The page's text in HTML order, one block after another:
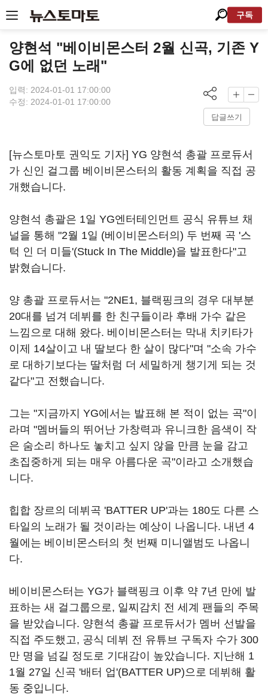
구독
양현석 "베이비몬스터 2월 신곡, 기존 Y
G에 없던 노래"
입력: 2024-01-01 17:00:00
수정: 2024-01-01 17:00:00
답글쓰기
[뉴스토마토 권익도 기자] YG 양현석 총괄 프로듀서
가 신인 걸그룹 베이비몬스터의 활동 계획을 직접 공
개했습니다.
양현석 총괄은 1일 YG엔터테인먼트 공식 유튜브 채
널을 통해 "2월 1일 (베이비몬스터의) 두 번째 곡 '스
턱 인 더 미들'(Stuck In The Middle)을 발표한다"고
밝혔습니다.
양 총괄 프로듀서는 "2NE1, 블랙핑크의 경우 대부분
20대를 넘겨 데뷔를 한 친구들이라 후배 가수 같은
느낌으로 대해 왔다. 베이비몬스터는 막내 치키타가
이제 14살이고 내 딸보다 한 살이 많다"며 "소속 가수
로 대하기보다는 딸처럼 더 세밀하게 챙기게 되는 것
같다"고 전했습니다.
그는 "지금까지 YG에서는 발표해 본 적이 없는 곡"이
라며 "멤버들의 뛰어난 가창력과 유니크한 음색이 작
은 숨소리 하나도 놓치고 싶지 않을 만큼 눈을 감고
초집중하게 되는 매우 아름다운 곡"이라고 소개했습
니다.
힙합 장르의 데뷔곡 'BATTER UP'과는 180도 다른 스
타일의 노래가 될 것이라는 예상이 나옵니다. 내년 4
월에는 베이비몬스터의 첫 번째 미니앨범도 나옵니
다.
베이비몬스터는 YG가 블랙핑크 이후 약 7년 만에 발
표하는 새 걸그룹으로, 일찌감치 전 세계 팬들의 주목
을 받았습니다. 양현석 총괄 프로듀서가 멤버 선발을
직접 주도했고, 공식 데뷔 전 유튜브 구독자 수가 300
만 명을 넘길 정도로 기대감이 높았습니다. 지난해 1
1월 27일 신곡 '배터 업'(BATTER UP)으로 데뷔해 활
동 중입니다.